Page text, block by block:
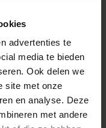
advertenties te
media te bieden
Ook delen we
site met onze
en analyse. Deze
met andere
is een perfecte
ideaal voor de
en comfort. De
geven deze pyjama
de